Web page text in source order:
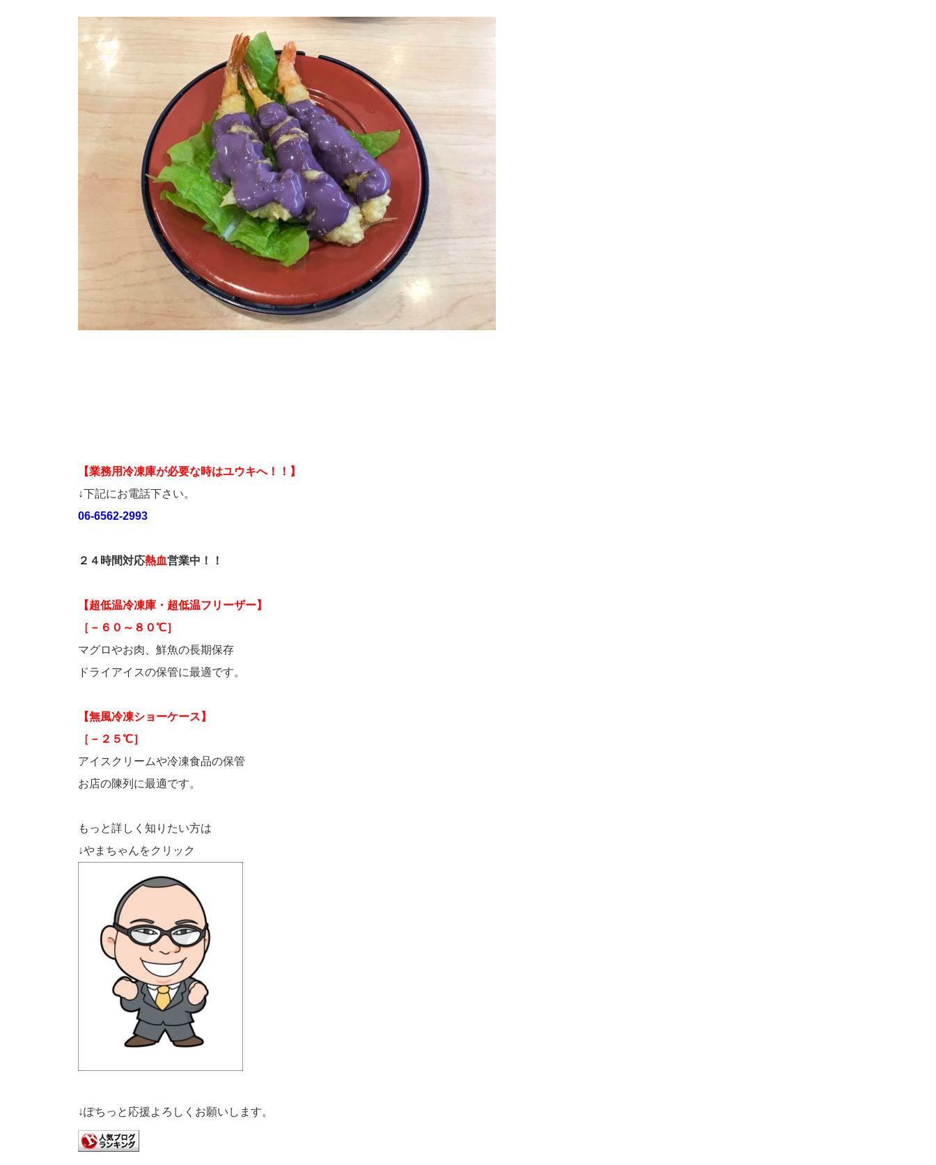
【業務用冷凍庫が必要な時はユウキへ！！】
↓下記にお電話下さい。
06-6562-2993
２４時間対応熱血営業中！！
【超低温冷凍庫・超低温フリーザー】
［－６０～８０℃］
マグロやお肉、鮮魚の長期保存
ドライアイスの保管に最適です。
【無風冷凍ショーケース】
［－２５℃］
アイスクリームや冷凍食品の保管
お店の陳列に最適です。
もっと詳しく知りたい方は
↓やまちゃんをクリック
↓ぽちっと応援よろしくお願いします。